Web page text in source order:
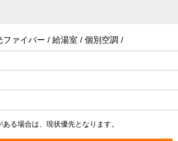
ファイバー / 給湯室 / 個別空調 /
る場合は、現状優先となります。